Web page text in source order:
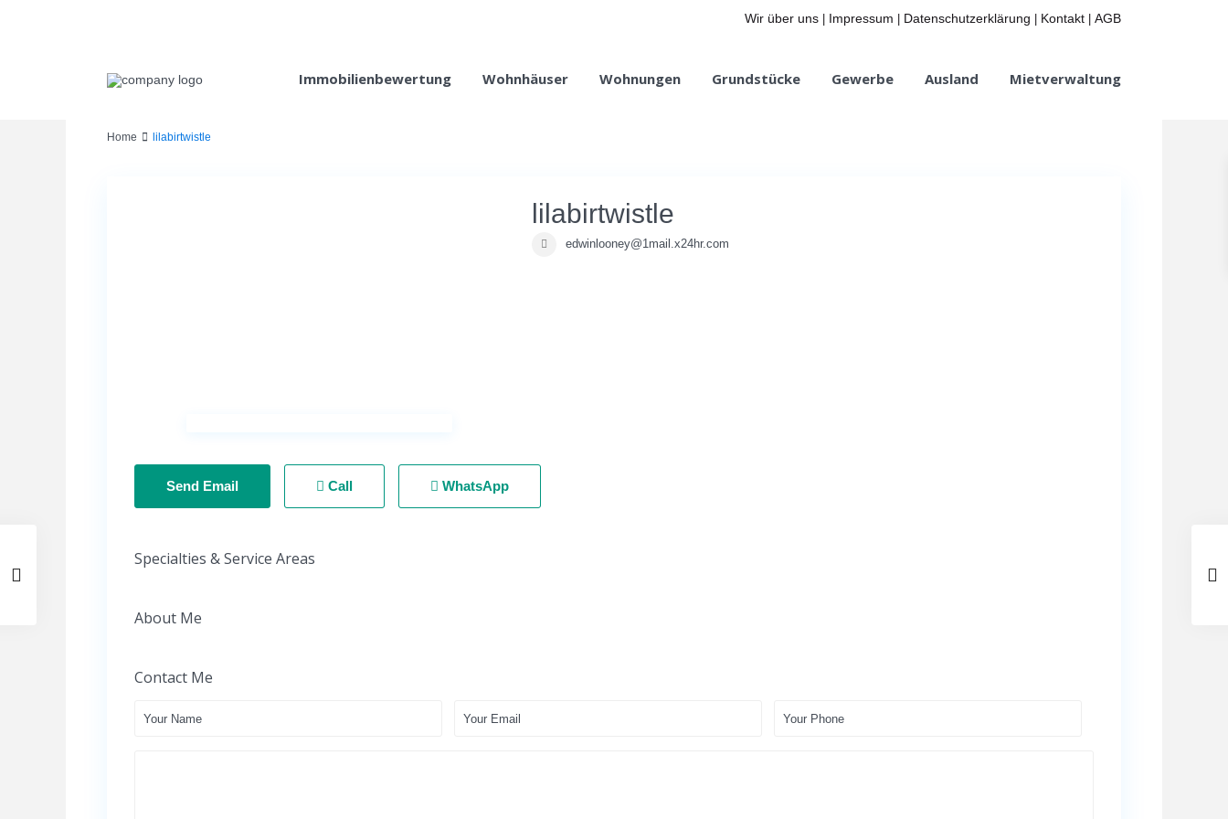
Wir über uns Impressum Datenschutzerklärung Kontakt AGB
Immobilienbewertung Wohnhäuser Wohnungen Grundstücke Gewerbe Ausland Mietverwaltung
Home lilabirtwistle
lilabirtwistle
edwinlooney@1mail.x24hr.com
Send Email Call WhatsApp
Specialties & Service Areas
About Me
Contact Me